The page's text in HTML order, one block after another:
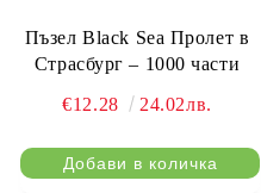
Пъзел Black Sea Пролет в
Страсбург – 1000 части
€12.28 24.02лв.